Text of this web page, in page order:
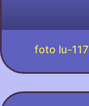
foto lu-117